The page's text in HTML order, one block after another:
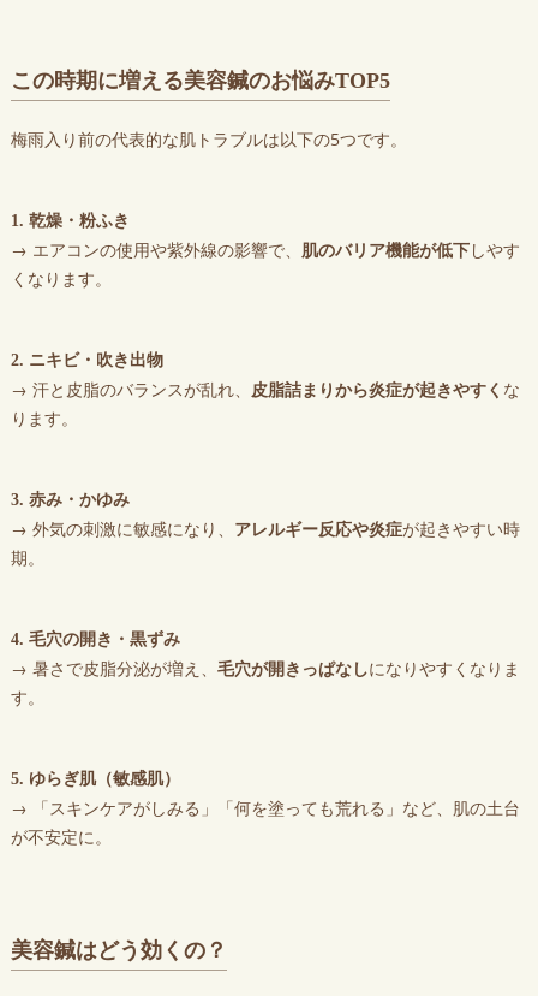
この時期に増える美容鍼のお悩みTOP5
梅雨入り前の代表的な肌トラブルは以下の5つです。
1. 乾燥・粉ふき
→ エアコンの使用や紫外線の影響で、 肌のバリア機能が低下しやす
くなります。
2. ニキビ・吹き出物
→ 汗と皮脂のバランスが乱れ、 皮脂詰まりから炎症が起きやすく な
ります。
3. 赤み・かゆみ
→ 外気の刺激に敏感になり、 アレルギー反応や炎症が起きやすい時
期。
4. 毛穴の開き・黒ずみ
→ 暑さで皮脂分泌が増え、 毛穴が開きっぱなしになりやすくなりま
す。
5. ゆらぎ肌（敏感肌）
→ 「スキンケアがしみる」「何を塗っても荒れる」など、肌の土台
が不安定に。
美容鍼はどう効くの？